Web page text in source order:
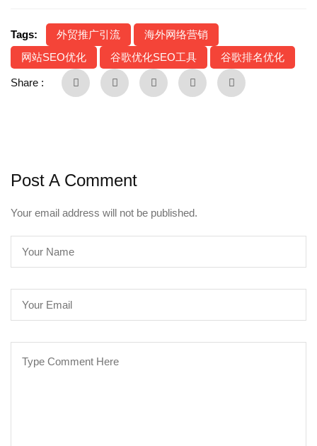
Tags: 外贸推广引流
海外网络营销
网站SEO优化
谷歌优化SEO工具 谷歌排名优化
Share :
Post A Comment
Your email address will not be published.